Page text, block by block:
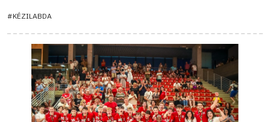
#KÉZILABDA